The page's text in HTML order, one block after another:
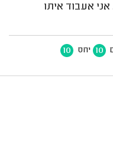
אעבוד איתו
10 יחס 10